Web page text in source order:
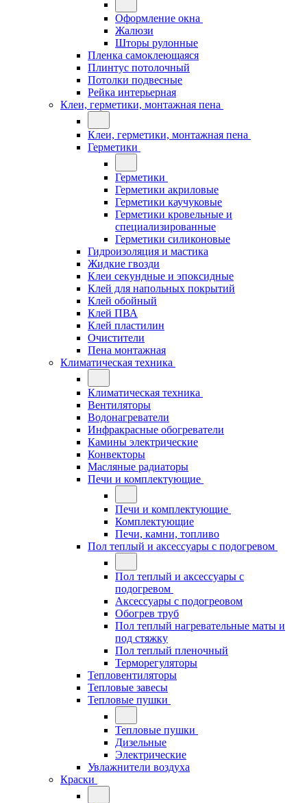
Оформление окна
Жалюзи
Шторы рулонные
Пленка самоклеющаяся
Плинтус потолочный
Потолки подвесные
Рейка интерьерная
Клеи, герметики, монтажная пена
Клеи, герметики, монтажная пена
Герметики
Герметики
Герметики акриловые
Герметики каучуковые
Герметики кровельные и
специализированные
Герметики силиконовые
Гидроизоляция и мастика
Жидкие гвозди
Клеи секундные и эпоксидные
Клей для напольных покрытий
Клей обойный
Клей ПВА
Клей пластилин
Очистители
Пена монтажная
Климатическая техника
Климатическая техника
Вентиляторы
Водонагреватели
Инфракрасные обогреватели
Камины электрические
Конвекторы
Масляные радиаторы
Печи и комплектующие
Печи и комплектующие
Комплектующие
Печи, камни, топливо
Пол теплый и аксессуары с подогревом
Пол теплый и аксессуары с
подогревом
Аксессуары с подогреовом
Обогрев труб
Пол теплый нагревательные маты и
под стяжку
Пол теплый пленочный
Терморегуляторы
Тепловентиляторы
Тепловые завесы
Тепловые пушки
Тепловые пушки
Дизельные
Электрические
Увлажнители воздуха
Краски